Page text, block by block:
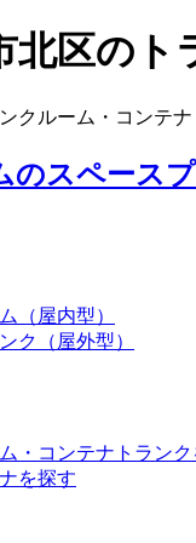
北区の
クルーム・コンテナ
（屋内型）
ク（屋外型）
・コンテナトラン
を探す